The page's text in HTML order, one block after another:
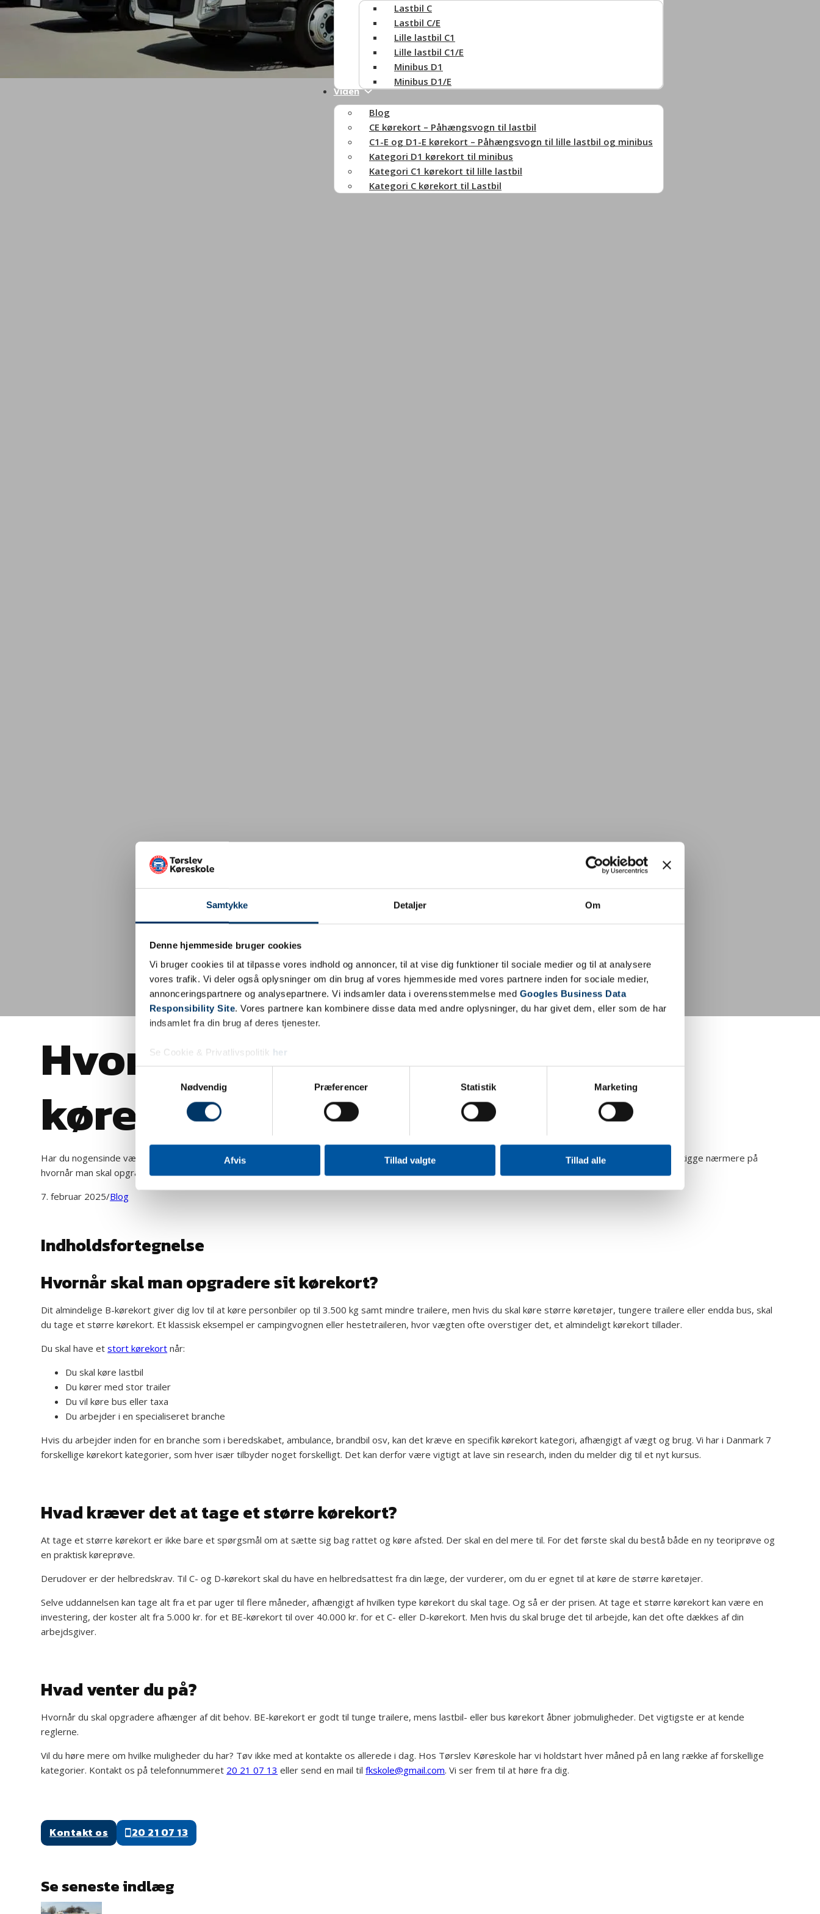
Samtykke Detaljer Om
Denne hjemmeside bruger cookies
Vi bruger cookies til at tilpasse vores indhold og annoncer, til at vise dig funktioner til sociale medier og til at analysere
vores trafik. Vi deler også oplysninger om din brug af vores hjemmeside med vores partnere inden for sociale medier,
annonceringspartnere og analysepartnere. Vi indsamler data i overensstemmelse med Googles Business Data
Responsibility Site. Vores partnere kan kombinere disse data med andre oplysninger, du har givet dem, eller som de har
indsamlet fra din brug af deres tjenester.
Se Cookie & Privatlivspolitik
her
Samtykkevalg
Nødvendig
Præferencer Statistik Marketing
Afvis Tillad valgte Tillad alle
Lastbil C
Lastbil C/E
Lille lastbil C1
Lille lastbil C1/E
Minibus D1
Minibus D1/E
Viden
Blog
CE kørekort – Påhængsvogn til lastbil
C1-E og D1-E kørekort – Påhængsvogn til lille lastbil og minibus
Kategori D1 kørekort til minibus
Kategori C1 kørekort til lille lastbil
Kategori C kørekort til Lastbil
Hvornår skal man have større
kørekort?
Har du nogensinde været i tvivl om, hvorvidt dit kørekort er nok? Måske skal du køre en tung trailer eller vil være lastbilchauffør? I dette blogindlæg vil vi kigge nærmere på
hvornår man skal opgradere sit kørekort.
7. februar 2025/Blog
Indholdsfortegnelse
Hvornår skal man opgradere sit kørekort?
Dit almindelige B-kørekort giver dig lov til at køre personbiler op til 3.500 kg samt mindre trailere, men hvis du skal køre større køretøjer, tungere trailere eller endda bus, skal
du tage et større kørekort. Et klassisk eksempel er campingvognen eller hestetraileren, hvor vægten ofte overstiger det, et almindeligt kørekort tillader.
Du skal have etstort kørekort når:
Du skal køre lastbil
Du kører med stor trailer
Du vil køre bus eller taxa
Du arbejder i en specialiseret branche
Hvis du arbejder inden for en branche som i beredskabet, ambulance, brandbil osv, kan det kræve en specifik kørekort kategori, afhængigt af vægt og brug. Vi har i Danmark 7
forskellige kørekort kategorier, som hver især tilbyder noget forskelligt. Det kan derfor være vigtigt at lave sin research, inden du melder dig til et nyt kursus.
Hvad kræver det at tage et større kørekort?
At tage et større kørekort er ikke bare et spørgsmål om at sætte sig bag rattet og køre afsted. Der skal en del mere til. For det første skal du bestå både en ny teoriprøve og
en praktisk køreprøve.
Derudover er der helbredskrav. Til C- og D-kørekort skal du have en helbredsattest fra din læge, der vurderer, om du er egnet til at køre de større køretøjer.
Selve uddannelsen kan tage alt fra et par uger til flere måneder, afhængigt af hvilken type kørekort du skal tage. Og så er der prisen. At tage et større kørekort kan være en
investering, der koster alt fra 5.000 kr. for et BE-kørekort til over 40.000 kr. for et C- eller D-kørekort. Men hvis du skal bruge det til arbejde, kan det ofte dækkes af din
arbejdsgiver.
Hvad venter du på?
Hvornår du skal opgradere afhænger af dit behov. BE-kørekort er godt til tunge trailere, mens lastbil- eller bus kørekort åbner jobmuligheder. Det vigtigste er at kende
reglerne.
Vil du høre mere om hvilke muligheder du har? Tøv ikke med at kontakte os allerede i dag. Hos Tørslev Køreskole har vi holdstart hver måned på en lang række af forskellige
kategorier. Kontakt os på telefonnummeret 20 21 07 13 eller send en mail tilfkskole@gmail.com. Vi ser frem til at høre fra dig.
Kontakt os 20 21 07 13
Se seneste indlæg